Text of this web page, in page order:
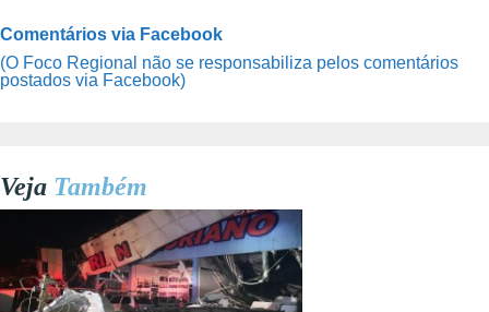
Comentários via Facebook
(O Foco Regional não se responsabiliza pelos comentários
postados via Facebook)
Veja Também